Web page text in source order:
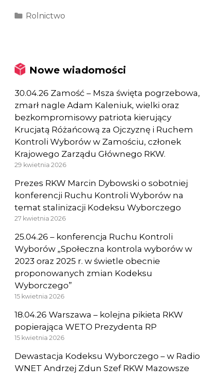
Kategorie
Rolnictwo
Nowe wiadomości
30.04.26 Zamość – Msza święta pogrzebowa,
zmarł nagle Adam Kaleniuk, wielki oraz
bezkompromisowy patriota kierujący
Krucjatą Różańcową za Ojczyznę i Ruchem
Kontroli Wyborów w Zamościu, członek
Krajowego Zarządu Głównego RKW.
29 kwietnia 2026
Prezes RKW Marcin Dybowski o sobotniej
konferencji Ruchu Kontroli Wyborów na
temat stalinizacji Kodeksu Wyborczego
27 kwietnia 2026
25.04.26 – konferencja Ruchu Kontroli
Wyborów „Społeczna kontrola wyborów w
2023 oraz 2025 r. w świetle obecnie
proponowanych zmian Kodeksu
Wyborczego”
15 kwietnia 2026
18.04.26 Warszawa – kolejna pikieta RKW
popierająca WETO Prezydenta RP
15 kwietnia 2026
Dewastacja Kodeksu Wyborczego – w Radio
WNET Andrzej Zdun Szef RKW Mazowsze